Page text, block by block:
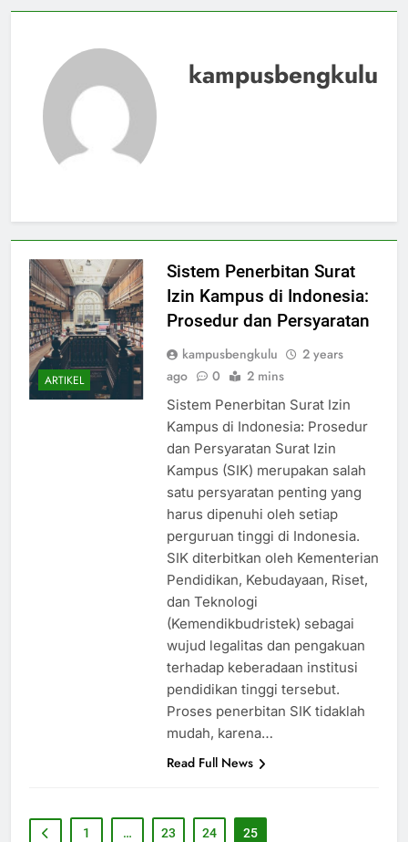
kampusbengkulu
ARTIKEL
Sistem Penerbitan Surat
Izin Kampus di Indonesia:
Prosedur dan Persyaratan
kampusbengkulu
2 years
ago
0 2 mins
Sistem Penerbitan Surat Izin
Kampus di Indonesia: Prosedur
dan Persyaratan Surat Izin
Kampus (SIK) merupakan salah
satu persyaratan penting yang
harus dipenuhi oleh setiap
perguruan tinggi di Indonesia.
SIK diterbitkan oleh Kementerian
Pendidikan, Kebudayaan, Riset,
dan Teknologi
(Kemendikbudristek) sebagai
wujud legalitas dan pengakuan
terhadap keberadaan institusi
pendidikan tinggi tersebut.
Proses penerbitan SIK tidaklah
mudah, karena…
Read Full News
1 … 23 24 25